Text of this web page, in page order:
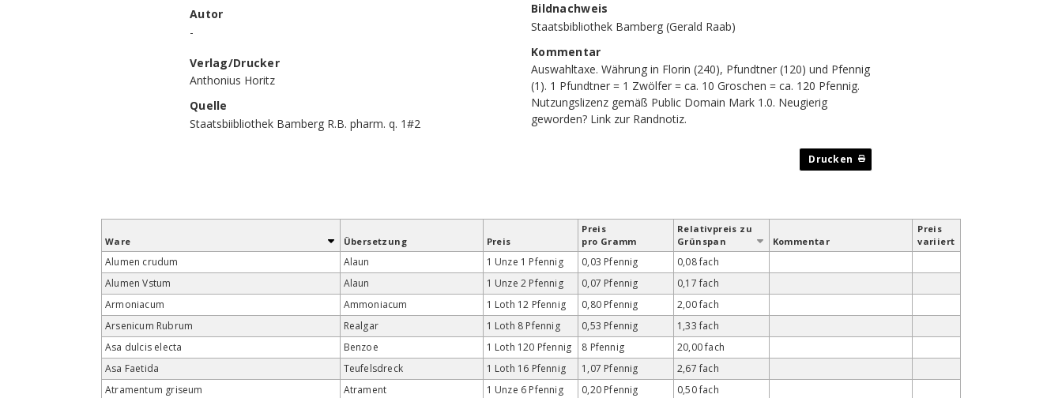
Autor
-
Verlag/Drucker
Anthonius Horitz
Quelle
Staatsbiibliothek Bamberg R.B. pharm. q. 1#2
Bildnachweis
Staatsbibliothek Bamberg (Gerald Raab)
Kommentar
Auswahltaxe. Währung in Florin (240), Pfundtner (120) und Pfennig
(1). 1 Pfundtner = 1 Zwölfer = ca. 10 Groschen = ca. 120 Pfennig.
Nutzungslizenz gemäß Public Domain Mark 1.0. Neugierig
geworden? Link zur Randnotiz.
Ware Übersetzung Preis
Preis
pro Gramm
Relativ­preis zu
Grün­span
Kommentar
Preis
variiert
Alumen crudum Alaun 1 Unze 1 Pfennig 0,03 Pfennig
0,08 fach
Alumen Vstum
Alaun 1 Unze 2 Pfennig 0,07 Pfennig
0,17 fach
Armoniacum
Ammoniacum 1 Loth 12 Pfennig 0,80 Pfennig
2,00 fach
Arsenicum Rubrum
Realgar 1 Loth 8 Pfennig 0,53 Pfennig
1,33 fach
Asa dulcis electa
Benzoe 1 Loth 120 Pfennig 8 Pfennig
20,00 fach
Asa Faetida
Teufelsdreck 1 Loth 16 Pfennig 1,07 Pfennig
2,67 fach
Atramentum griseum
Atrament 1 Unze 6 Pfennig 0,20 Pfennig
0,50 fach